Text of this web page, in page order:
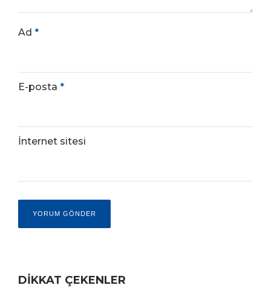
Ad *
E-posta *
İnternet sitesi
DİKKAT ÇEKENLER